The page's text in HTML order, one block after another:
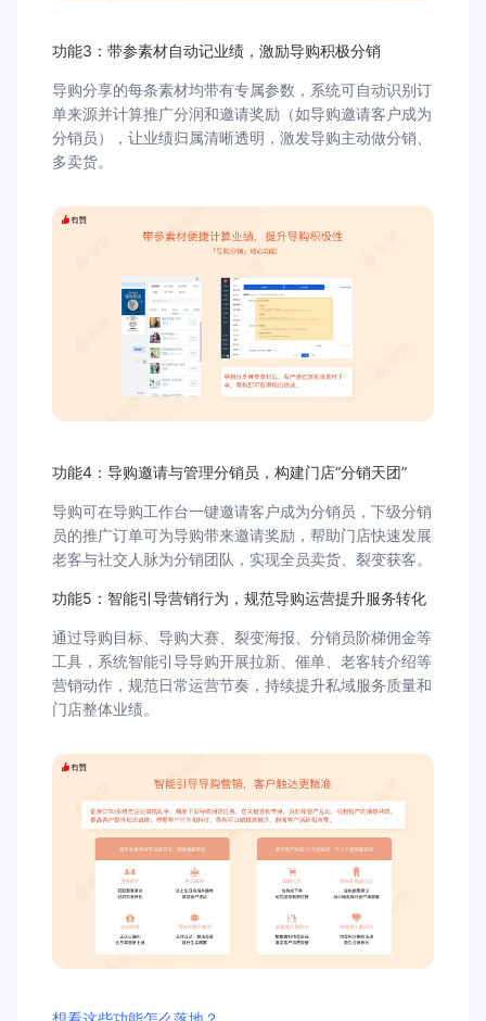
功能3：带参素材自动记业绩，激励导购积极分销
导购分享的每条素材均带有专属参数，系统可自动识别订
单来源并计算推广分润和邀请奖励（如导购邀请客户成为
分销员），让业绩归属清晰透明，激发导购主动做分销、
多卖货。
功能4：导购邀请与管理分销员，构建门店“分销天团”
导购可在导购工作台一键邀请客户成为分销员，下级分销
员的推广订单可为导购带来邀请奖励，帮助门店快速发展
老客与社交人脉为分销团队，实现全员卖货、裂变获客。
功能5：智能引导营销行为，规范导购运营提升服务转化
通过导购目标、导购大赛、裂变海报、分销员阶梯佣金等
工具，系统智能引导导购开展拉新、催单、老客转介绍等
营销动作，规范日常运营节奏，持续提升私域服务质量和
门店整体业绩。